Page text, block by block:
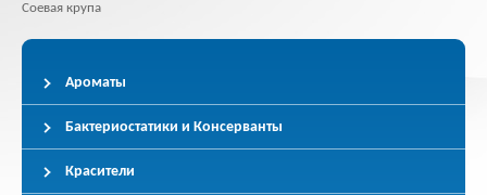
Соевая крупа
Ароматы
Бактериостатики и Консерванты
Красители